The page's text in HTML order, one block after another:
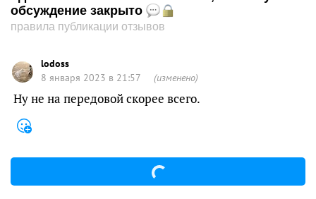
обсуждение закрыто
правила публикации отзывов
lodoss
8 января 2023 в 21:57
(изменено)
Ну не на передовой скорее всего.